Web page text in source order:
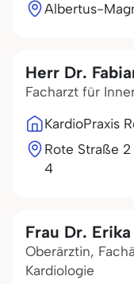
Albertus-
Herr Dr.
Facharzt für
KardioPraxis
Rote Straße
4
Frau Dr.
Oberärztin,
Kardiologie